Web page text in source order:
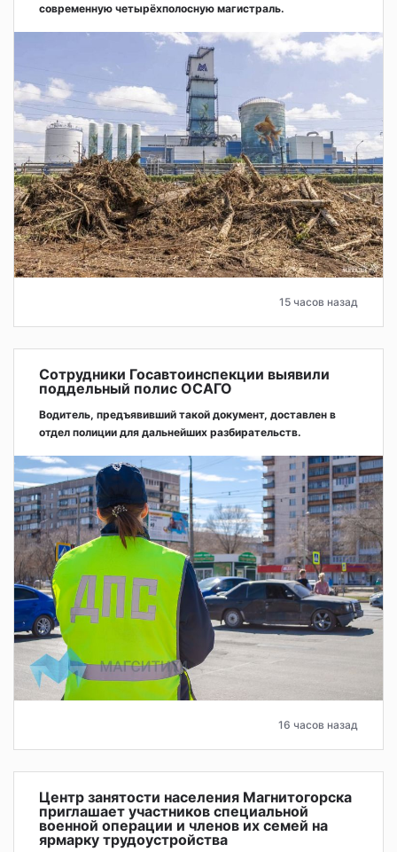
современную четырёхполосную магистраль.
15 часов назад
Сотрудники Госавтоинспекции выявили
поддельный полис ОСАГО
Водитель, предъявивший такой документ, доставлен в
отдел полиции для дальнейших разбирательств.
16 часов назад
Центр занятости населения Магнитогорска
приглашает участников специальной
военной операции и членов их семей на
ярмарку трудоустройства